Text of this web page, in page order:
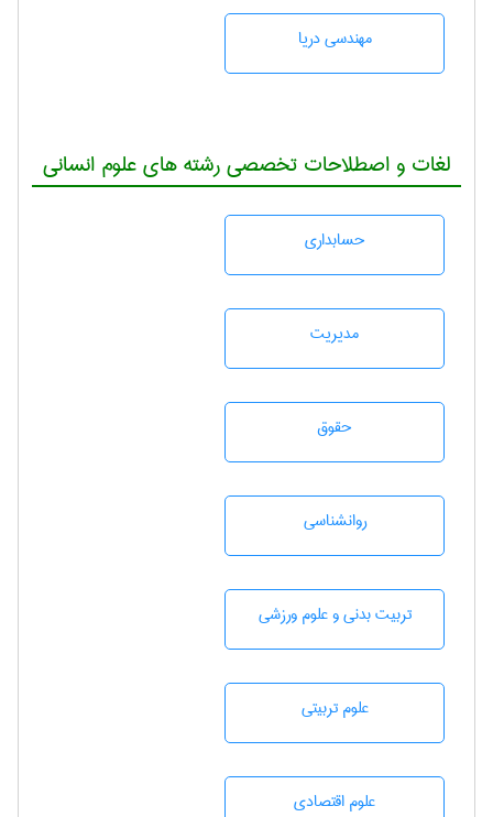
مهندسی دریا
لغات و اصطلاحات تخصصی رشته های علوم انسانی
حسابداری
مديريت
حقوق
روانشناسی
تربيت بدنی و علوم ورزشی
علوم تربيتی
علوم اقتصادی